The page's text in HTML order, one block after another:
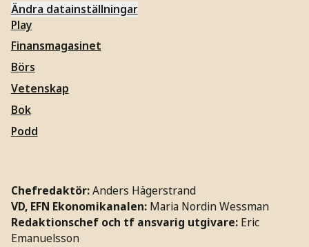
Ändra datainställningar
Play
Finansmagasinet
Börs
Vetenskap
Bok
Podd
Chefredaktör:Anders Hägerstrand
VD, EFN Ekonomikanalen: Maria Nordin Wessman
Redaktionschef och tf ansvarig utgivare: Eric
Emanuelsson